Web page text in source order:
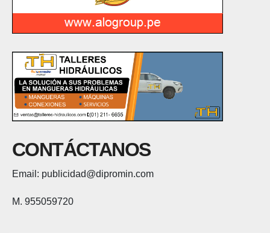
CONTÁCTANOS
Email: publicidad@dipromin.com
M. 955059720